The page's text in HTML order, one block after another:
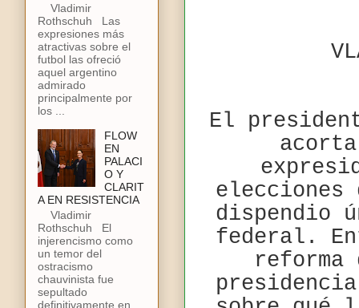
El
elecciones
dispendio
federal.
Vladimir
Rothschuh Las
expresiones más
atractivas sobre el
futbol las ofreció
aquel argentino
admirado
principalmente por
los ...
FLOW
EN
PALACI
O Y
CLARIT
A EN RESISTENCIA
Vladimir
Rothschuh El
injerencismo como
un temor del
ostracismo
chauvinista fue
sepultado
definitivamente en